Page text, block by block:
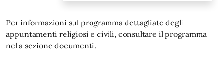
Per informazioni sul programma dettagliato degli
appuntamenti religiosi e civili, consultare il programma
nella sezione documenti.